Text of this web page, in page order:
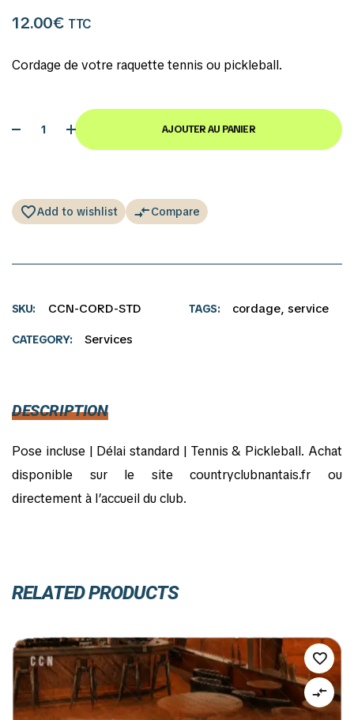
12.00€ TTC
Cordage de votre raquette tennis ou pickleball.
AJOUTER AU PANIER
Compare
Add to wishlist
SKU CCN-CORD-STD
CATEGORY Services
TAGS cordage, service
DESCRIPTION
Pose incluse | Délai standard | Tennis & Pickleball. Achat
disponible sur le site countryclubnantais.fr ou
directement à l’accueil du club.
RELATED PRODUCTS